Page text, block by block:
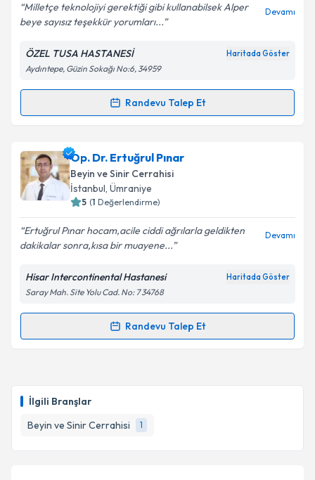
İlgili Branşlar
Beyin ve Sinir Cerrahisi
1
Kişisel verilerimin işlenmesine ilişkin
Aydınlatma
Metni'ni okudum ve kişisel verilerimin belirtilen
kapsamda işlenmesini kabul ediyorum.
Milletçe teknolojiyi gerektiği gibi kullanabilsek Alper
beye sayısız teşekkür yorumları...
Devamı
ÖZEL TUSA HASTANESİ Haritada Göster
Aydıntepe, Güzin Sokağı No:6, 34959
Randevu Talep Et
Randevu Takvimi Talebi
Op. Dr. Alper Erginiçin randevu takvimi talebi
oluşturun. Size bu uzmandan randevu almanız için bir
takvim hazırlandığında e-posta ile bilgilendireceğiz.
Kişisel verilerimin işlenmesine ilişkin
Aydınlatma
Metni'ni okudum ve kişisel verilerimin belirtilen
kapsamda işlenmesini kabul ediyorum.
Op. Dr. Ertuğrul Pınar
Beyin ve Sinir Cerrahisi
İstanbul, Ümraniye
5 (1 Değerlendirme)
Ertuğrul Pınar hocam,acile ciddi ağrılarla geldikten
dakikalar sonra,kısa bir muayene...
Devamı
Hisar Intercontinental Hastanesi Haritada Göster
Saray Mah. Site Yolu Cad. No: 7 34768
Randevu Talep Et
Randevu Takvimi Talebi
takvim hazırlandığında e-posta ile bilgilendireceğiz.